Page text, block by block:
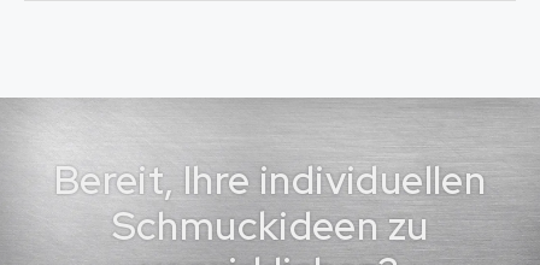
Bereit, Ihre individuellen
Schmuckideen zu